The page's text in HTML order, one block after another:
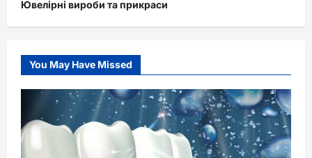
Ювелірні вироби та прикраси
You May Have Missed